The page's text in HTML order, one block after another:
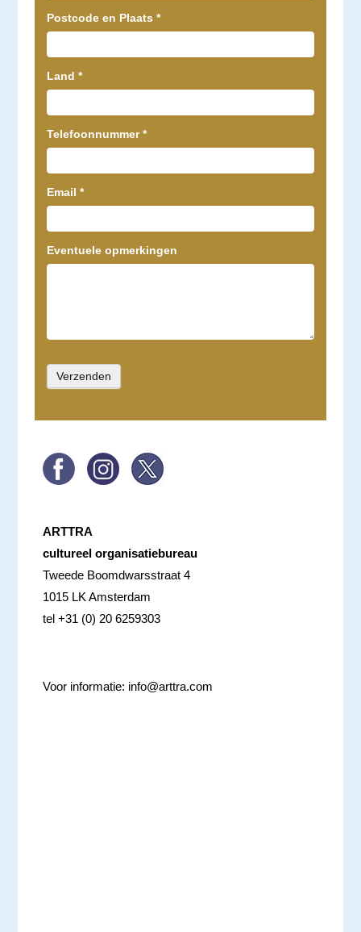
Postcode en Plaats *
Land *
Telefoonnummer*
Email *
Eventuele opmerkingen
ARTTRA
cultureel organisatiebureau
Tweede Boomdwarsstraat 4
1015 LK Amsterdam
tel +31 (0) 20 6259303
Voor informatie: info@arttra.com